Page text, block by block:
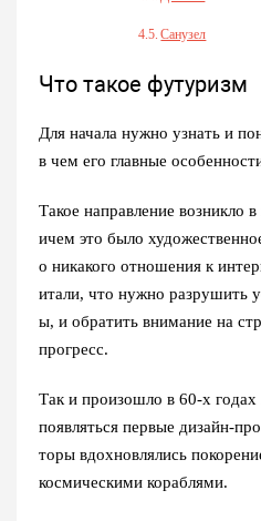
Санузел
Что такое футуризм
Для начала нужно узнать и
в чем его главные
Такое направление возникло
ичем это было
о никакого отношения к
итали, что нужно разрушить
ы, и обратить внимание на
прогресс.
Так и произошло в 60-х
появляться первые дизайн-
торы вдохновлялись
космическими кораблями.